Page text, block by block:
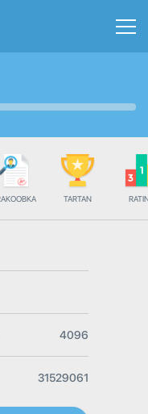
TARTAN
4096
31529061